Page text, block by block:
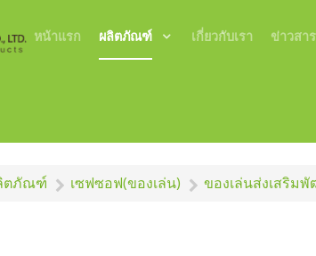
หน้าแรก ผลิตภัณฑ์ เกี่ยวกับเรา ข่าวสา
ตภัณฑ์ เซฟซอฟ(ของเล่น) ของเล่นส่งเสริม